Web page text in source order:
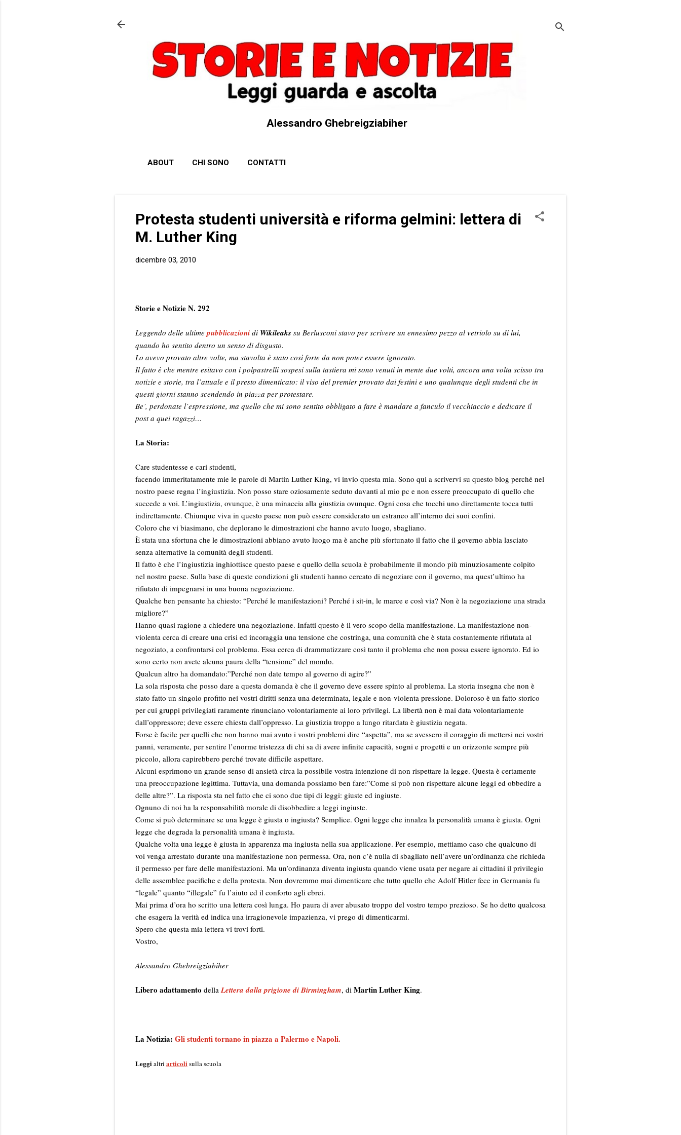
Alessandro Ghebreigziabiher
ABOUT CHI SONO CONTATTI
Protesta studenti università e riforma gelmini: lettera di
M. Luther King
dicembre 03, 2010
Storie e Notizie N. 292
Leggendo delle ultime pubblicazioni di Wikileaks su Berlusconi stavo per scrivere un ennesimo pezzo al vetriolo su di lui,
quando ho sentito dentro un senso di disgusto.
Lo avevo provato altre volte, ma stavolta è stato così forte da non poter essere ignorato.
Il fatto è che mentre esitavo con i polpastrelli sospesi sulla tastiera mi sono venuti in mente due volti, ancora una volta scisso tra
notizie e storie, tra l’attuale e il presto dimenticato: il viso del premier provato dai festini e uno qualunque degli studenti che in
questi giorni stanno scendendo in piazza per protestare.
Be’, perdonate l’espressione, ma quello che mi sono sentito obbligato a fare è mandare a fanculo il vecchiaccio e dedicare il
post a quei ragazzi…
La Storia:
Care studentesse e cari studenti,
facendo immeritatamente mie le parole di Martin Luther King, vi invio questa mia. Sono qui a scrivervi su questo blog perché nel
nostro paese regna l’ingiustizia. Non posso stare oziosamente seduto davanti al mio pc e non essere preoccupato di quello che
succede a voi. L’ingiustizia, ovunque, è una minaccia alla giustizia ovunque. Ogni cosa che tocchi uno direttamente tocca tutti
indirettamente. Chiunque viva in questo paese non può essere considerato un estraneo all’interno dei suoi confini.
Coloro che vi biasimano, che deplorano le dimostrazioni che hanno avuto luogo, sbagliano.
È stata una sfortuna che le dimostrazioni abbiano avuto luogo ma è anche più sfortunato il fatto che il governo abbia lasciato
senza alternative la comunità degli studenti.
Il fatto è che l’ingiustizia inghiottisce questo paese e quello della scuola è probabilmente il mondo più minuziosamente colpito
nel nostro paese. Sulla base di queste condizioni gli studenti hanno cercato di negoziare con il governo, ma quest’ultimo ha
rifiutato di impegnarsi in una buona negoziazione.
Qualche ben pensante ha chiesto: “Perché le manifestazioni? Perché i sit-in, le marce e così via? Non è la negoziazione una strada
migliore?”
Hanno quasi ragione a chiedere una negoziazione. Infatti questo è il vero scopo della manifestazione. La manifestazione non-
violenta cerca di creare una crisi ed incoraggia una tensione che costringa, una comunità che è stata costantemente rifiutata al
negoziato, a confrontarsi col problema. Essa cerca di drammatizzare così tanto il problema che non possa essere ignorato. Ed io
sono certo non avete alcuna paura della “tensione” del mondo.
Qualcun altro ha domandato:”Perché non date tempo al governo di agire?”
La sola risposta che posso dare a questa domanda è che il governo deve essere spinto al problema. La storia insegna che non è
stato fatto un singolo profitto nei vostri diritti senza una determinata, legale e non-violenta pressione. Doloroso è un fatto storico
per cui gruppi privilegiati raramente rinunciano volontariamente ai loro privilegi. La libertà non è mai data volontariamente
dall’oppressore; deve essere chiesta dall’oppresso. La giustizia troppo a lungo ritardata è giustizia negata.
Forse è facile per quelli che non hanno mai avuto i vostri problemi dire “aspetta”, ma se avessero il coraggio di mettersi nei vostri
panni, veramente, per sentire l’enorme tristezza di chi sa di avere infinite capacità, sogni e progetti e un orizzonte sempre più
piccolo, allora capirebbero perché trovate difficile aspettare.
Alcuni esprimono un grande senso di ansietà circa la possibile vostra intenzione di non rispettare la legge. Questa è certamente
una preoccupazione legittima. Tuttavia, una domanda possiamo ben fare:”Come si può non rispettare alcune leggi ed obbedire a
delle altre?”. La risposta sta nel fatto che ci sono due tipi di leggi: giuste ed ingiuste.
Ognuno di noi ha la responsabilità morale di disobbedire a leggi ingiuste.
Come si può determinare se una legge è giusta o ingiusta? Semplice. Ogni legge che innalza la personalità umana è giusta. Ogni
legge che degrada la personalità umana è ingiusta.
Qualche volta una legge è giusta in apparenza ma ingiusta nella sua applicazione. Per esempio, mettiamo caso che qualcuno di
voi venga arrestato durante una manifestazione non permessa. Ora, non c’è nulla di sbagliato nell’avere un’ordinanza che richieda
il permesso per fare delle manifestazioni. Ma un’ordinanza diventa ingiusta quando viene usata per negare ai cittadini il privilegio
delle assemblee pacifiche e della protesta. Non dovremmo mai dimenticare che tutto quello che Adolf Hitler fece in Germania fu
“legale” quanto “illegale” fu l’aiuto ed il conforto agli ebrei.
Mai prima d’ora ho scritto una lettera così lunga. Ho paura di aver abusato troppo del vostro tempo prezioso. Se ho detto qualcosa
che esagera la verità ed indica una irragionevole impazienza, vi prego di dimenticarmi.
Spero che questa mia lettera vi trovi forti.
Vostro,
Alessandro Ghebreigziabiher
Libero adattamento della Lettera dalla prigione di Birmingham, di Martin Luther King.
La Notizia: Gli studenti tornano in piazza a Palermo e Napoli.
Leggialtri articolisulla scuola